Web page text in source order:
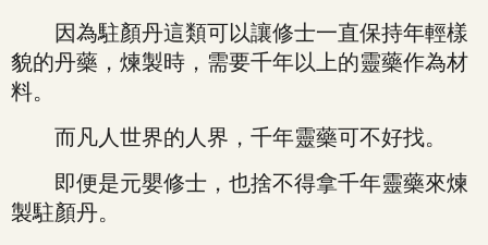
因為駐顏丹這類可以讓修士一直保持年輕樣
貌的丹藥，煉製時，需要千年以上的靈藥作為材
料。
而凡人世界的人界，千年靈藥可不好找。
即便是元嬰修士，也捨不得拿千年靈藥來煉
製駐顏丹。